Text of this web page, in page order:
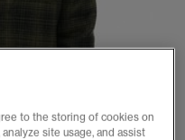
to the storing of cookies on
site usage, and assist